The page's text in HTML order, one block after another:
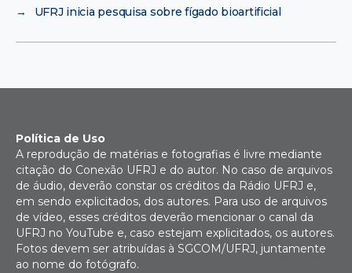
→
UFRJ inicia pesquisa sobre fígado bioartificial
Política de Uso
A reprodução de matérias e fotografias é livre mediante
citação do Conexão UFRJ e do autor. No caso de arquivos
de áudio, deverão constar os créditos da Rádio UFRJ e,
em sendo explicitados, dos autores. Para uso de arquivos
de vídeo, esses créditos deverão mencionar o canal da
UFRJ no YouTube e, caso estejam explicitados, os autores.
Fotos devem ser atribuídas à SGCOM/UFRJ, juntamente
ao nome do fotógrafo.